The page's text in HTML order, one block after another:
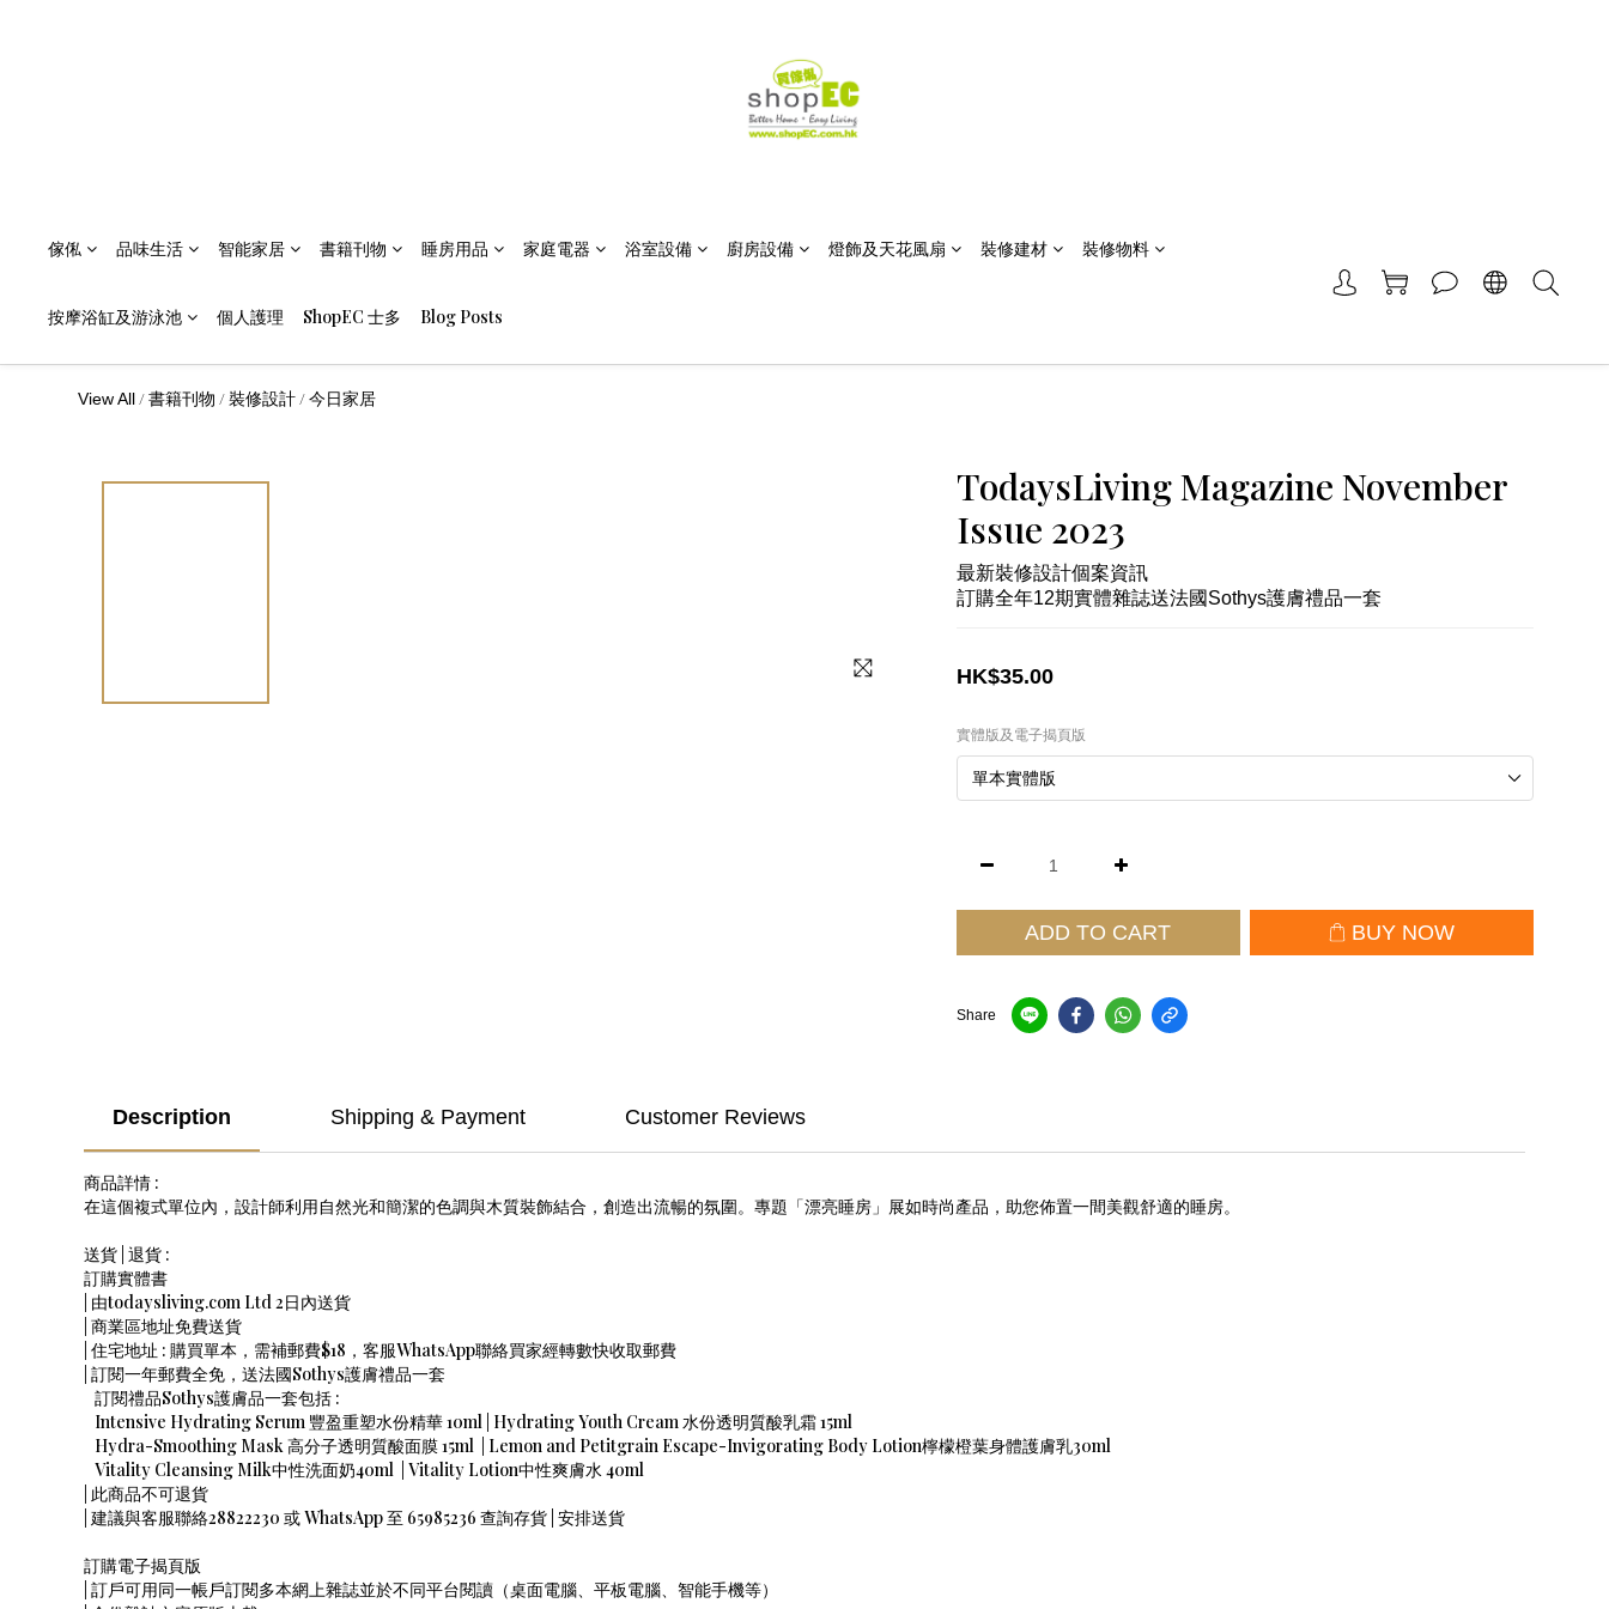
傢俬 品味生活 智能家居 書籍刊物 睡房用品 家庭電器 浴室設備 廚房設備 燈飾及天花風扇 裝修建材 裝修物料
按摩浴缸及游泳池 個人護理 ShopEC 士多 Blog Posts
View All /書籍刊物 /裝修設計 /今日家居
TodaysLiving Magazine November
Issue 2023
最新裝修設計個案資訊
訂購全年12期實體雜誌送法國Sothys護膚禮品一套
HK$35.00
實體版及電子揭頁版
ADD TO CART BUY NOW
Share
Description Shipping & Payment Customer Reviews
商品詳情 :
在這個複式單位內，設計師利用自然光和簡潔的色調與木質裝飾結合，創造出流暢的氛圍。專題「漂亮睡房」展如時尚產品，助您佈置一間美觀舒適的睡房。
送貨 | 退貨 :
訂購實體書
| 由todaysliving.com Ltd 2日內送貨
| 商業區地址免費送貨
| 住宅地址 : 購買單本，需補郵費$18，客服WhatsApp聯絡買家經轉數快收取郵費
| 訂閱一年郵費全免，送法國Sothys護膚禮品一套
訂閱禮品Sothys護膚品一套包括 :
Intensive Hydrating Serum 豐盈重塑水份精華 10ml | Hydrating Youth Cream 水份透明質酸乳霜 15ml
Hydra-Smoothing Mask 高分子透明質酸面膜 15ml | Lemon and Petitgrain Escape-Invigorating Body Lotion檸檬橙葉身體護膚乳30ml
Vitality Cleansing Milk中性洗面奶40ml | Vitality Lotion中性爽膚水 40ml
| 此商品不可退貨
| 建議與客服聯絡28822230 或 WhatsApp 至 65985236 查詢存貨 | 安排送貨
訂購電子揭頁版
| 訂戶可用同一帳戶訂閱多本網上雜誌並於不同平台閱讀（桌面電腦、平板電腦、智能手機等）